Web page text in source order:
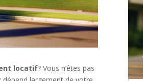
locatif? Vous n’êtes pas